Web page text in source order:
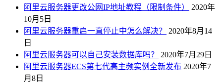
阿里云服务器更改公网IP地址教程（限制条件）
2020年
10月5日
阿里云服务器重启一直停止中怎么解决？
2020年8月14
日
阿里云服务器可以自己安装数据库吗？
2020年7月29日
阿里云服务器ECS第七代高主频实例全新发布 2020年7
月8日